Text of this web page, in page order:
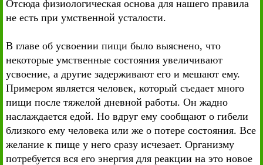
Отсюда физиологическая основа для нашего правила
не есть при умственной усталости.
В главе об усвоении пищи было выяснено, что
некоторые умственные состояния увеличивают
усвоение, а другие задерживают его и мешают ему.
Примером является человек, который съедает много
пищи после тяжелой дневной работы. Он жадно
наслаждается едой. Но вдруг ему сообщают о гибели
близкого ему человека или же о потере состояния. Все
желание к пище у него сразу исчезает. Организму
потребуется вся его энергия для реакции на это новое